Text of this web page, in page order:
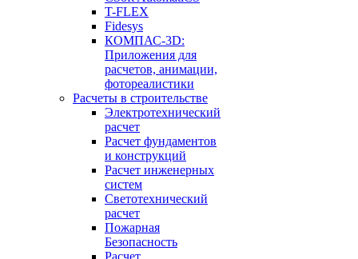
T-FLEX
Fidesys
КОМПАС-3D:
Приложения для
расчетов, анимации,
фотореалистики
Расчеты в строительстве
Электротехнический
расчет
Расчет фундаментов
и конструкций
Расчет инженерных
систем
Светотехнический
расчет
Пожарная
Безопасность
Расчет